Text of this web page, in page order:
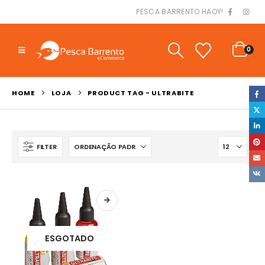
PESCA BARRENTO HAOY!
0
HOME LOJA PRODUCT TAG - ULTRABITE
FILTER
ESGOTADO